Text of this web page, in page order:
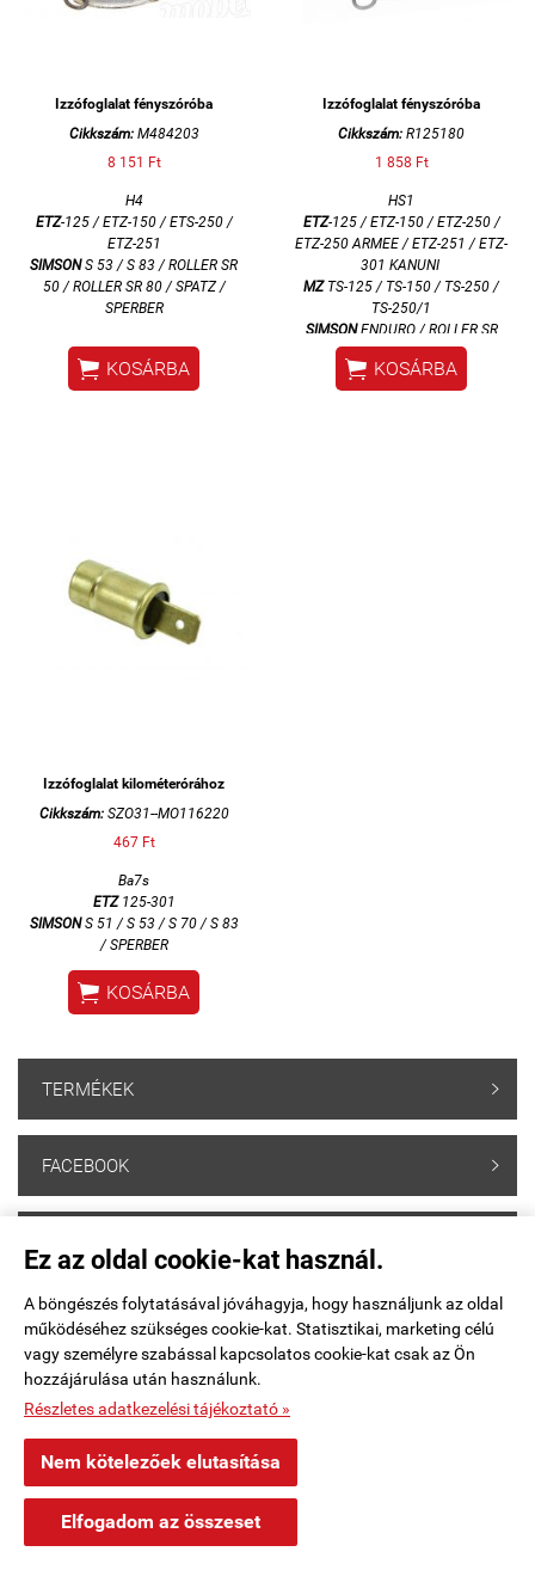
Ez az oldal cookie-kat használ.
A böngészés folytatásával jóváhagyja, hogy használjunk az oldal
működéséhez szükséges cookie-kat. Statisztikai, marketing célú
vagy személyre szabással kapcsolatos cookie-kat csak az Ön
hozzájárulása után használunk.
Részletes adatkezelési tájékoztató »
Nem kötelezőek elutasítása
Elfogadom az összeset
Izzófoglalat fényszóróba
Cikkszám:M484203
8 151 Ft
H4
ETZ-125 / ETZ-150 / ETS-250 /
ETZ-251
SIMSONS 53 / S 83 / ROLLER SR
50 / ROLLER SR 80 / SPATZ /
SPERBER
 KOSÁRBA
Izzófoglalat fényszóróba
Cikkszám: R125180
1 858 Ft
HS1
ETZ-125 / ETZ-150 / ETZ-250 /
ETZ-250 ARMEE / ETZ-251 / ETZ-
301 KANUNI
MZTS-125 / TS-150 / TS-250 /
TS-250/1
SIMSONENDURO / ROLLER SR
 KOSÁRBA
Izzófoglalat kilométerórához
Cikkszám:SZO31--MO116220
467 Ft
Ba7s
ETZ125-301
SIMSONS 51 / S 53 / S 70 / S 83
/ SPERBER
 KOSÁRBA
TERMÉKEK 
FACEBOOK 
BANKKÁRTYÁS FIZETÉS
Webáruház értékelés
motoshop.startuzlet.hu

Levente Budapest településről
Vásárolt a webáruházban
4 órával ezelőtt 